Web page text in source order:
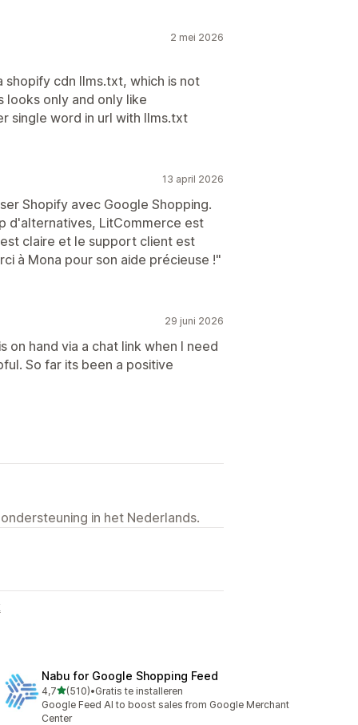
2 mei 2026
cdn llms.txt, which is not
looks only and only like
single word in url with llms.txt
13 april 2026
Shopify avec Google Shopping.
d'alternatives, LitCommerce est
claire et le support client est
à Mona pour son aide précieuse !"
29 juni 2026
on hand via a chat link when I need
So far its been a positive
in het Nederlands.
Nabu for Google Shopping Feed
4,7van 5 sterren
(510)
510 recensies in totaal
•Gratis te installeren
Google Feed AI to boost sales from Google Merchant
Center